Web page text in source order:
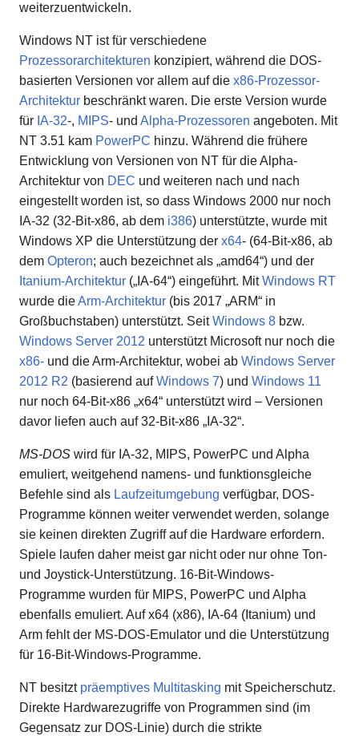
weiterzuentwickeln.
Windows NT ist für verschiedene
Prozessorarchitekturen konzipiert, während die DOS-
basierten Versionen vor allem auf die x86-Prozessor-
Architektur beschränkt waren. Die erste Version wurde
für IA-32-, MIPS- und Alpha-Prozessoren angeboten. Mit
NT 3.51 kam PowerPC hinzu. Während die frühere
Entwicklung von Versionen von NT für die Alpha-
Architektur von DEC und weiteren nach und nach
eingestellt worden ist, so dass Windows 2000 nur noch
IA-32 (32-Bit-x86, ab dem i386) unterstützte, wurde mit
Windows XP die Unterstützung der x64- (64-Bit-x86, ab
dem Opteron; auch bezeichnet als „amd64“) und der
Itanium-Architektur („IA-64“) eingeführt. MitWindows RT
wurde dieArm-Architektur (bis 2017 „ARM“ in
Großbuchstaben) unterstützt. SeitWindows 8 bzw.
Windows Server 2012 unterstützt Microsoft nur noch die
x86- und die Arm-Architektur, wobei ab Windows Server
2012 R2 (basierend aufWindows 7) und Windows 11
nur noch 64-Bit-x86 „x64“ unterstützt wird – Versionen
davor liefen auch auf 32-Bit-x86 „IA-32“.
MS-DOS wird für IA-32, MIPS, PowerPC und Alpha
emuliert, weitgehend namens- und funktionsgleiche
Befehle sind als Laufzeitumgebung verfügbar, DOS-
Programme können weiter verwendet werden, solange
sie keinen direkten Zugriff auf die Hardware erfordern.
Spiele laufen daher meist gar nicht oder nur ohne Ton-
und Joystick-Unterstützung. 16-Bit-Windows-
Programme wurden für MIPS, PowerPC und Alpha
ebenfalls emuliert. Auf x64 (x86), IA-64 (Itanium) und
Arm fehlt der MS-DOS-Emulator und die Unterstützung
für 16-Bit-Windows-Programme.
NT besitzt präemptives Multitasking mit Speicherschutz.
Direkte Hardwarezugriffe von Programmen sind (im
Gegensatz zur DOS-Linie) durch die strikte